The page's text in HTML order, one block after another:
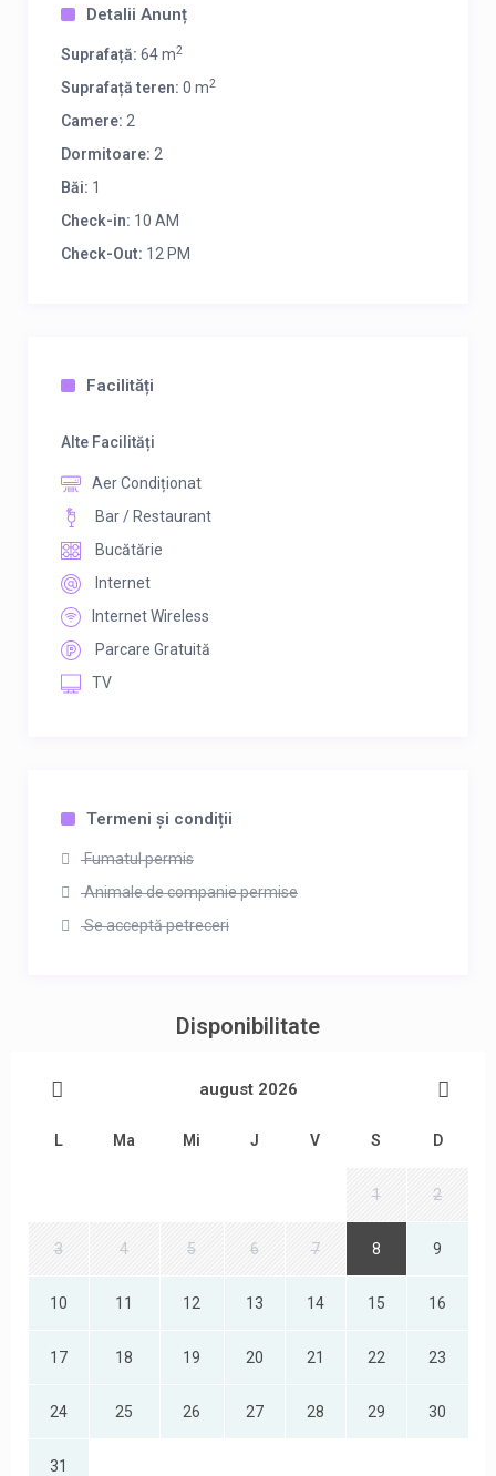
Detalii Anunț
Suprafață: 64 m2
Suprafață teren: 0 m2
Camere: 2
Dormitoare: 2
Băi: 1
Check-in: 10 AM
Check-Out: 12 PM
Facilități
Alte Facilități
Aer Condiționat
Bar / Restaurant
Bucătărie
Internet
Internet Wireless
Parcare Gratuită
TV
Termeni și condiții
Fumatul permis
Animale de companie permise
Se acceptă petreceri
Disponibilitate
august 2026
L Ma Mi J V S D
1 2
3 4 5 6 7 8 9
10 11 12 13 14 15 16
17 18 19 20 21 22 23
24 25 26 27 28 29 30
31